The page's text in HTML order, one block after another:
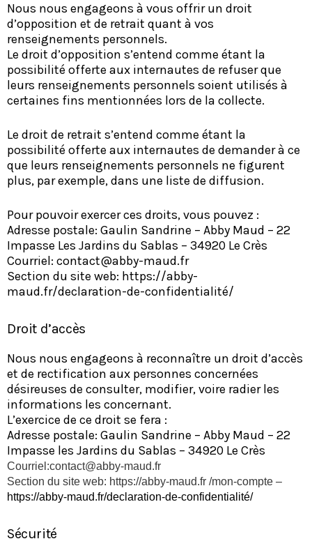
Nous nous engageons à vous offrir un droit
d’opposition et de retrait quant à vos
renseignements personnels.
Le droit d’opposition s’entend comme étant la
possibilité offerte aux internautes de refuser que
leurs renseignements personnels soient utilisés à
certaines fins mentionnées lors de la collecte.
Le droit de retrait s’entend comme étant la
possibilité offerte aux internautes de demander à ce
que leurs renseignements personnels ne figurent
plus, par exemple, dans une liste de diffusion.
Pour pouvoir exercer ces droits, vous pouvez :
Adresse postale: Gaulin Sandrine – Abby Maud – 22
Impasse Les Jardins du Sablas – 34920 Le Crès
Courriel: contact@abby-maud.fr
Section du site web: https://abby-
maud.fr/declaration-de-confidentialité/
Droit d’accès
Nous nous engageons à reconnaître un droit d’accès
et de rectification aux personnes concernées
désireuses de consulter, modifier, voire radier les
informations les concernant.
L’exercice de ce droit se fera :
Adresse postale: Gaulin Sandrine – Abby Maud – 22
Impasse les Jardins du Sablas – 34920 Le Crès
Courriel:contact@abby-maud.fr
Section du site web: https://abby-maud.fr /mon-compte –
https://abby-maud.fr/declaration-de-confidentialité/
Sécurité